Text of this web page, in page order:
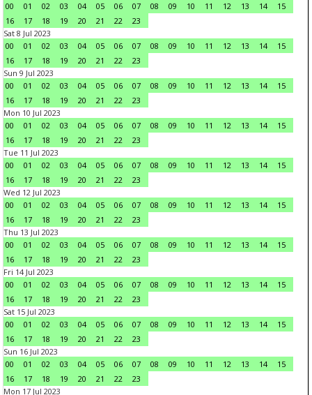
00
01 02 03 04 05 06 07 08 09 10 11 12 13 14
15
16
17 18 19 20 21 22
23
Sat 8 Jul 2023
00
01 02 03 04 05 06 07 08 09 10 11 12 13 14
15
16
17 18 19 20 21 22
23
Sun 9 Jul 2023
00
01 02 03 04 05 06 07 08 09 10 11 12 13 14
15
16
17 18 19 20 21 22
23
Mon 10 Jul 2023
00
01 02 03 04 05 06 07 08 09 10 11 12 13 14
15
16
17 18 19 20 21 22
23
Tue 11 Jul 2023
00
01 02 03 04 05 06 07 08 09 10 11 12 13 14
15
16
17 18 19 20 21 22
23
Wed 12 Jul 2023
00
01 02 03 04 05 06 07 08 09 10 11 12 13 14
15
16
17 18 19 20 21 22
23
Thu 13 Jul 2023
00
01 02 03 04 05 06 07 08 09 10 11 12 13 14
15
16
17 18 19 20 21 22
23
Fri 14 Jul 2023
00
01 02 03 04 05 06 07 08 09 10 11 12 13 14
15
16
17 18 19 20 21 22
23
Sat 15 Jul 2023
00
01 02 03 04 05 06 07 08 09 10 11 12 13 14
15
16
17 18 19 20 21 22
23
Sun 16 Jul 2023
00
01 02 03 04 05 06 07 08 09 10 11 12 13 14
15
16
17 18 19 20 21 22
23
Mon 17 Jul 2023